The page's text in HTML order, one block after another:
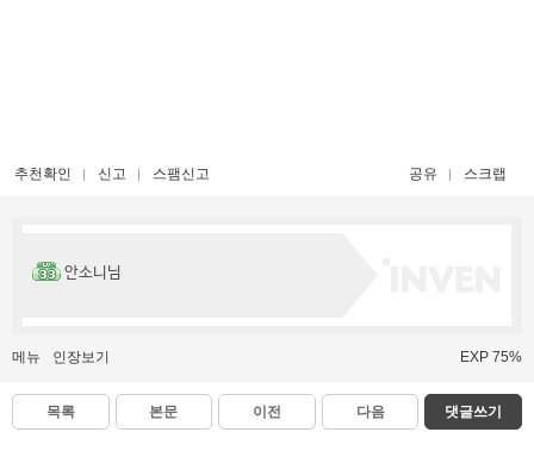
추천확인 신고 스팸신고 공유 스크랩
안소니님
메뉴 인장보기 EXP 75%
목록 본문 이전 다음 댓글쓰기